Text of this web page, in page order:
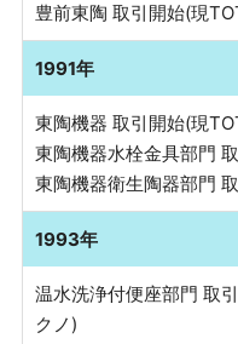
豊前東陶 取引開始(現
1991年
東陶機器 取引開始(現
東陶機器水栓金具部門
東陶機器衛生陶器部門
1993年
温水洗浄付便座部門 取
クノ)